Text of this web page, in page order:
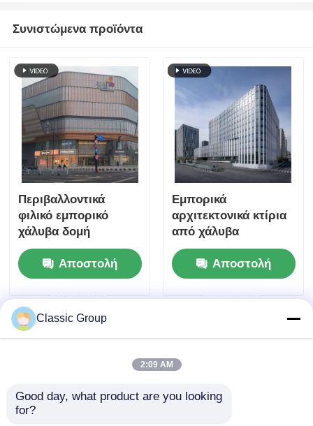
Συνιστώμενα προϊόντα
Περιβαλλοντικά
φιλικό εμπορικό
χάλυβα δομή
αρχιτεκτονική Prefab
εμπορικό κέντρο
Αποστολή
ερώτησης
Εμπορικά
αρχιτεκτονικά κτίρια
από χάλυβα
Μεταλλικές δομές
Γραφείο ODM
Αποστολή
ερώτησης
Classic Group
2:09 AM
Good day, what product are you looking
for?